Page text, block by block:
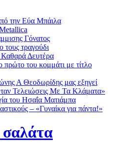
την Εύα Μπάιλα
Γόνατος
τραγούδι
Καθαρά Δευτέρα
του κομμάτι με τίτλο
Α Θεοδωρίδης μας εξηγεί
Τελειώσεις Με Τα Κλάματα»
του ­Ησαΐα Ματιάμπα­
– «Γυναίκα για πάντα!»